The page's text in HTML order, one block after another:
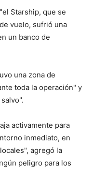
Starship, que se
vuelo, sufrió una
un banco de
una zona de
toda la operación" y
activamente para
inmediato, en
agregó la
peligro para los